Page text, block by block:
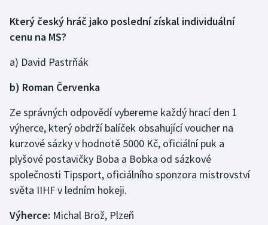
Házená
Lezení
Lyže a snowboard
Moderní pětiboj
Motorsport
Který český hráč jako poslední získal individuální
cenu na MS?
a) David Pastrňák
b) Roman Červenka
Ze správných odpovědí vybereme každý hrací den 1
výherce, který obdrží balíček obsahující voucher na
kurzové sázky v hodnotě 5000 Kč, oficiální puk a
plyšové postavičky Boba a Bobka od sázkové
společnosti Tipsport, oficiálního sponzora mistrovství
světa IIHF v ledním hokeji.
Výherce: Michal Brož, Plzeň